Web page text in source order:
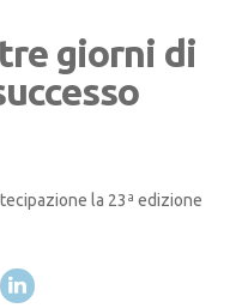
tre giorni di
la 23ª edizione